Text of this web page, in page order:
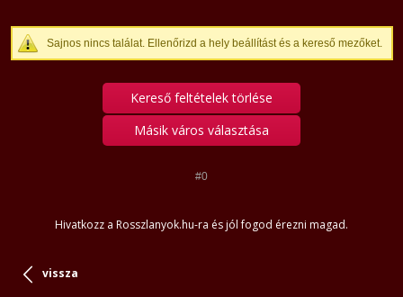
Sajnos nincs találat. Ellenőrizd a hely beállítást és a kereső mezőket.
Kereső feltételek törlése
Másik város választása
#0
Hivatkozz a Rosszlanyok.hu-ra és jól fogod érezni magad.
vissza